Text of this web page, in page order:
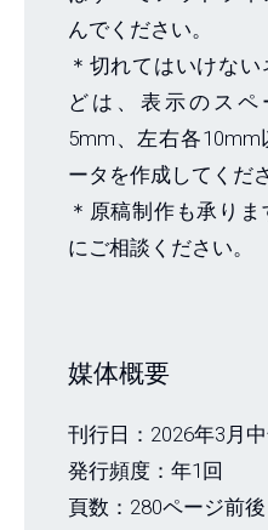
んでください。
＊切れてはいけな
どは、表示のス
5mm、左右各
ータを作成してくだ
＊原稿制作も承り
にご相談ください。
媒体概要
刊行日：2026年3月
発行頻度：年1回
頁数：280ページ前